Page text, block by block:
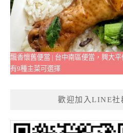
飄香懷舊便當 | 台中南區便當，興大
有9種主菜可選擇
歡迎加入LINE社